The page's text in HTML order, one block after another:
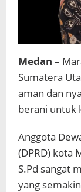
Medan –
Sumatera
aman dan
berani untuk
Anggota
(DPRD) kota
S.Pd sangat
yang